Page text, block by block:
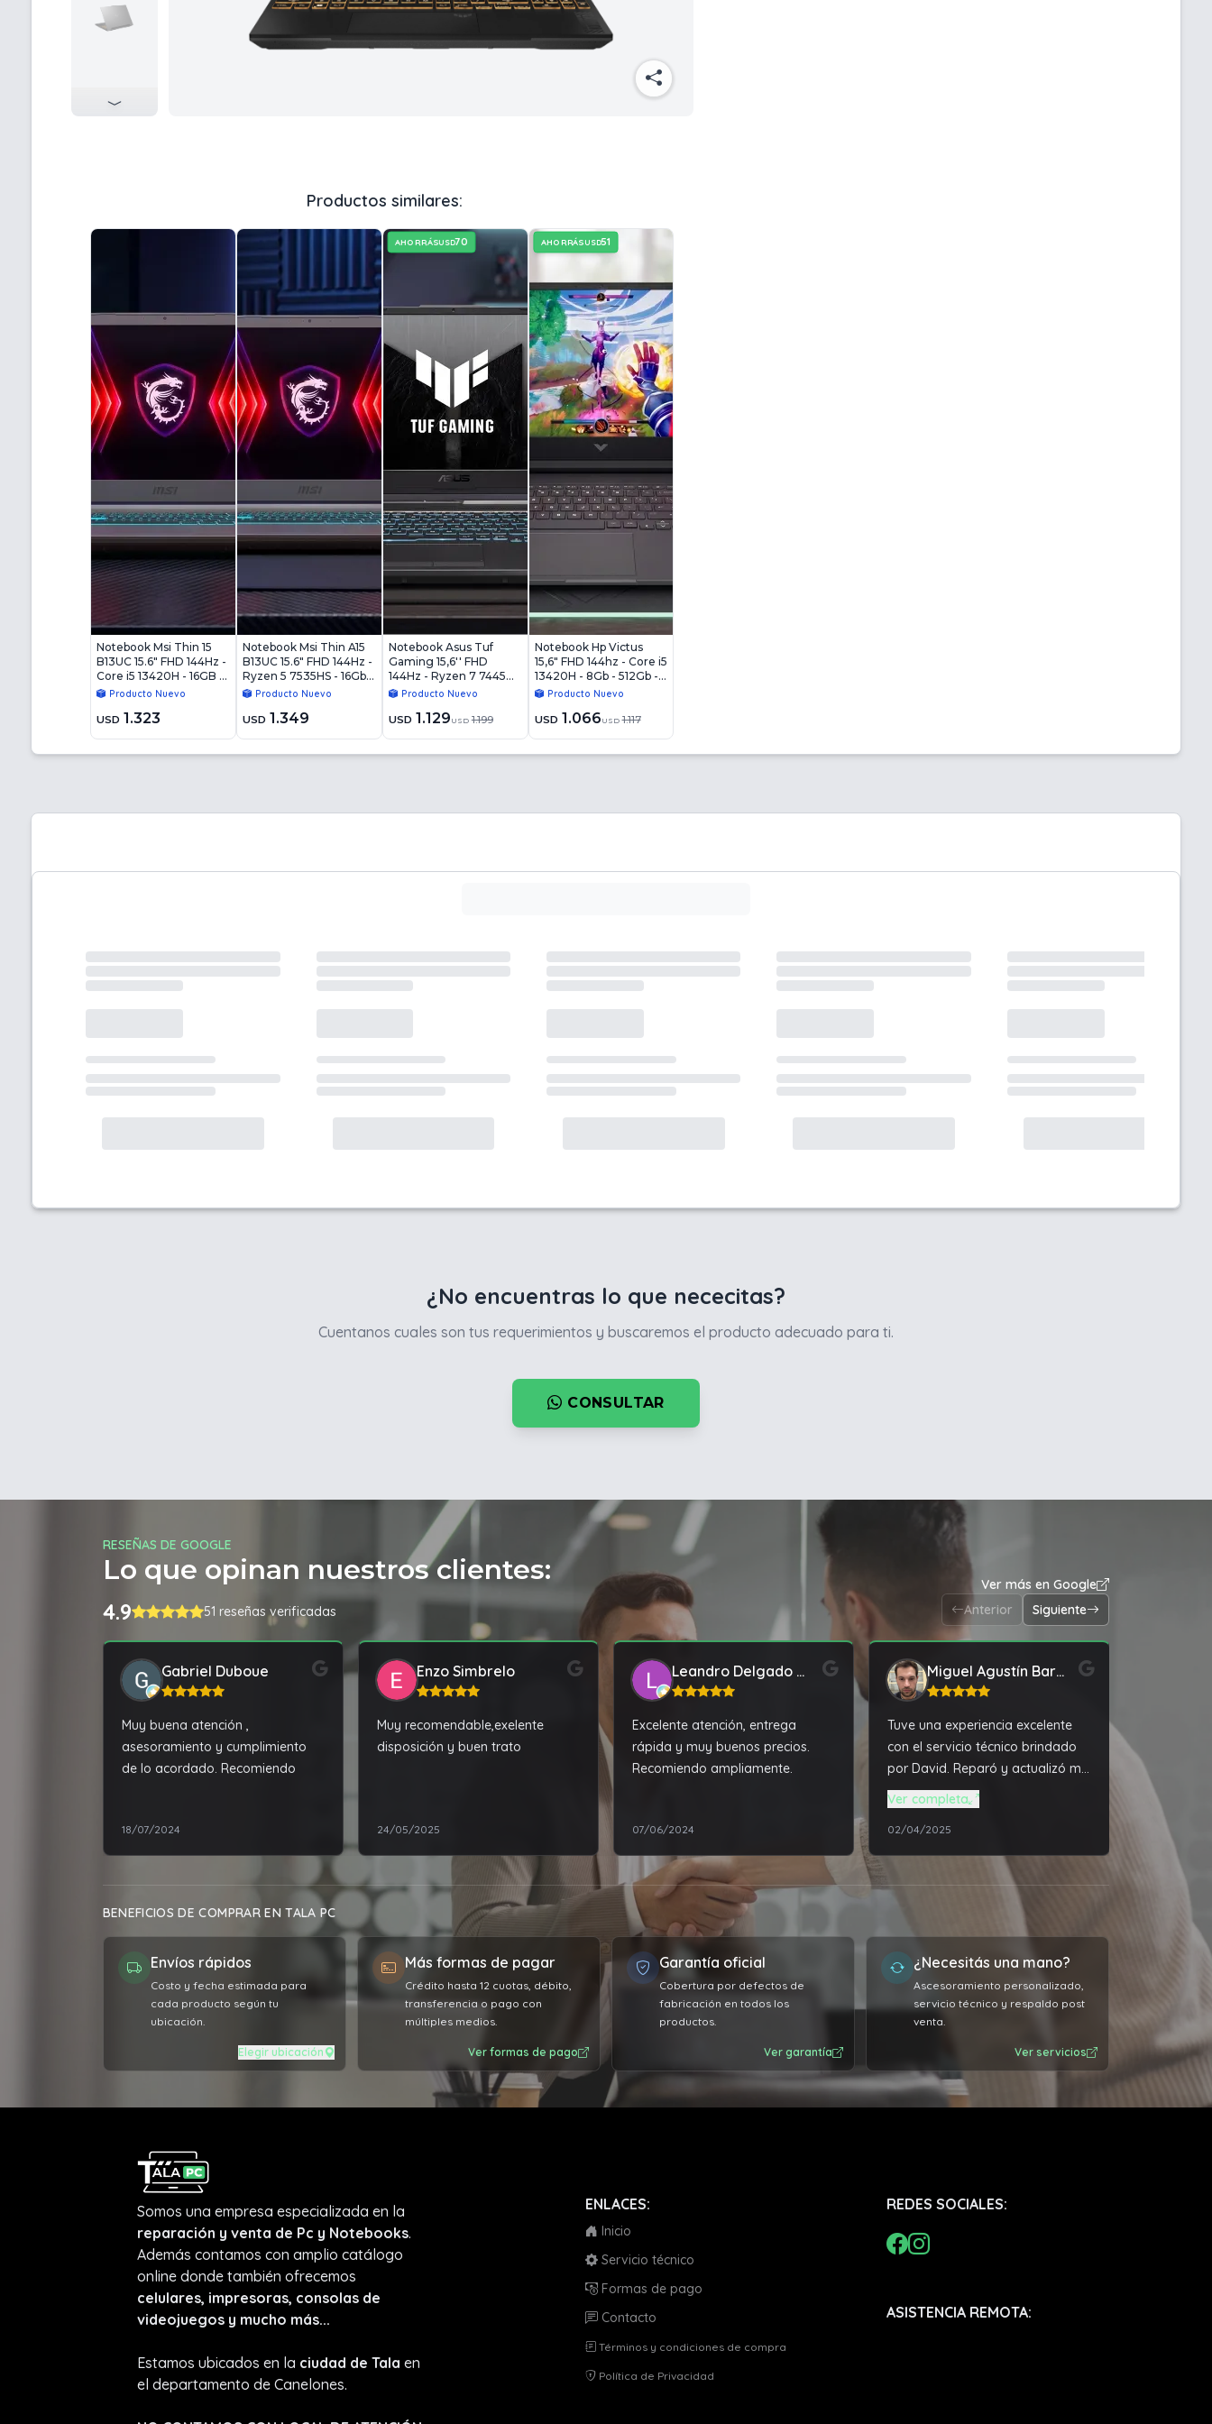
Productos similares:
Notebook Msi Thin 15
B13UC 15.6" FHD 144Hz -
Core i5 13420H - 16GB -
512GB - RTX4050 6GB -
Producto Nuevo
USD 1.323
Notebook Msi Thin A15
B13UC 15.6" FHD 144Hz -
Ryzen 5 7535HS - 16Gb -
512Gb - RTX4050 6Gb -
Producto Nuevo
USD 1.349
AHORRÁSUSD70
Notebook Asus Tuf
Gaming 15,6'' FHD
144Hz - Ryzen 7 7445HS
- 8Gb - 512Gb - RTX
Producto Nuevo
USD 1.129 USD 1.199
AHORRÁSUSD51
Notebook Hp Victus
15,6" FHD 144hz - Core i5
13420H - 8Gb - 512Gb -
Rtx3050 6Gb - Win11
Producto Nuevo
USD 1.066 USD 1.117
¿No encuentras lo que nececitas?
Cuentanos cuales son tus requerimientos y buscaremos el producto adecuado para ti.
CONSULTAR
RESEÑAS DE GOOGLE
Lo que opinan nuestros clientes:
4.9 51 reseñas verificadas
Ver más en Google
Anterior
Siguiente
Gabriel Duboue
Muy buena atención ,
asesoramiento y cumplimiento
de lo acordado. Recomiendo
18/07/2024
Enzo Simbrelo
Muy recomendable,exelente
disposición y buen trato
24/05/2025
Leandro Delgado Cora
Excelente atención, entrega
rápida y muy buenos precios.
Recomiendo ampliamente.
07/06/2024
Miguel Agustín Barrios
Tuve una experiencia excelente
con el servicio técnico brindado
por David. Reparó y actualizó mi
notebook que tenía mas de 3
años en desuso, dejándola con
un rendimiento mucho mayor al
que traía de fábrica.
Ver completa
02/04/2025
relación
atención
12/01/2024
BENEFICIOS DE COMPRAR EN TALA PC
Envíos rápidos
Costo y fecha estimada para
cada producto según tu
ubicación.
Elegir ubicación
Más formas de pagar
Crédito hasta 12 cuotas, débito,
transferencia o pago con
múltiples medios.
Ver formas de pago
Garantía oficial
Cobertura por defectos de
fabricación en todos los
productos.
Ver garantía
¿Necesitás una mano?
Ascesoramiento personalizado,
servicio técnico y respaldo post
venta.
Ver servicios
Somos una empresa especializada en la
reparación y venta de Pc y Notebooks.
Además contamos con amplio catálogo
online donde también ofrecemos
celulares, impresoras, consolas de
videojuegos y mucho más...
Estamos ubicados en la ciudad de Tala en
el departamento de Canelones.
ENLACES:
Inicio
Servicio técnico
Formas de pago
Contacto
Términos y condiciones de compra
Política de Privacidad
REDES SOCIALES:
ASISTENCIA REMOTA: